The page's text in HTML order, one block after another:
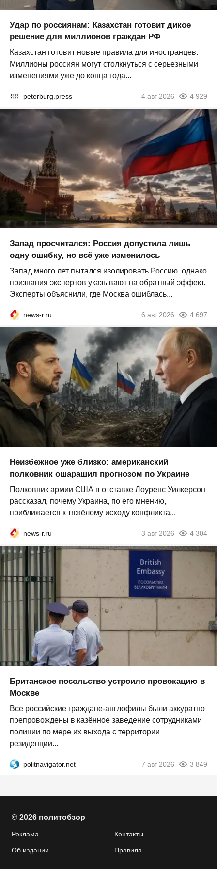
Удар по россиянам: Казахстан готовит дикое
решение для миллионов граждан РФ
Казахстан готовит новые правила для иностранцев.
Миллионы россиян могут столкнуться с серьезными
изменениями уже до конца года...
peterburg.press 4 авг 2026 4 929
Запад просчитался: Россия допустила лишь
одну ошибку, но всё уже изменилось
Запад много лет пытался изолировать Россию, однако
признания экспертов указывают на обратный эффект.
Эксперты объяснили, где Москва ошиблась...
news-r.ru 6 авг 2026 4 697
Неизбежное уже близко: американский
полковник ошарашил прогнозом по Украине
Полковник армии США в отставке Лоуренс Уилкерсон
рассказал, почему Украина, по его мнению,
приближается к тяжёлому исходу конфликта...
news-r.ru 3 авг 2026 4 304
Британское посольство устроило провокацию в
Москве
Все российские граждане-англофилы были аккуратно
препровождены в казённое заведение сотрудниками
полиции по мере их выхода с территории
резиденции...
politnavigator.net 7 авг 2026 3 849
© 2026 политобзор
Реклама Контакты
Об издании Правила